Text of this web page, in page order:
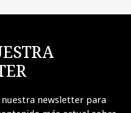
newsletter para